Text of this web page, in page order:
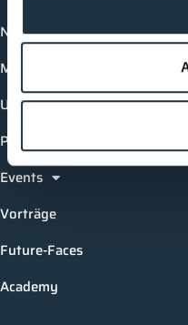
News
Mediathek
Unternehmen
Produkte
Events
Vorträge
Future-Faces
Academy